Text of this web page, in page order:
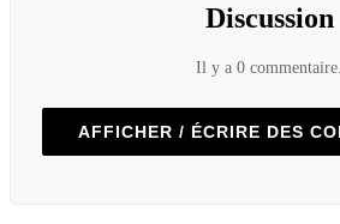
Discussion
Il y a 0 commentaire.
AFFICHER / ÉCRIRE DES